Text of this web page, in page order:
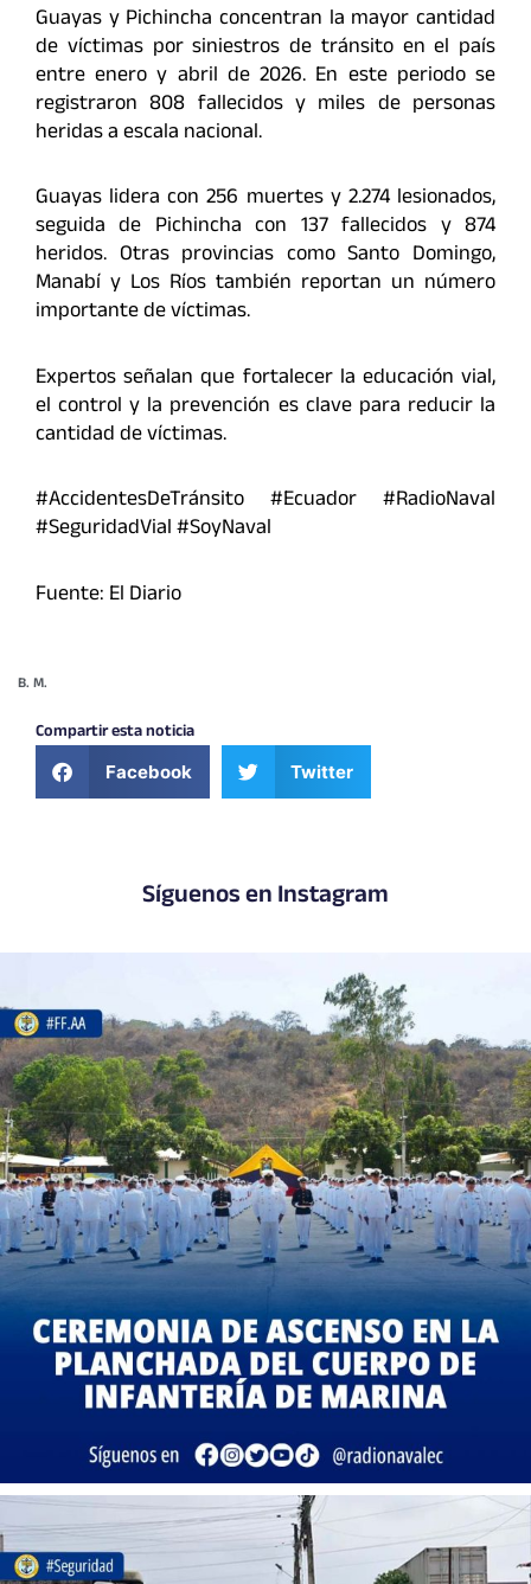
Guayas y Pichincha concentran la mayor cantidad
de víctimas por siniestros de tránsito en el país
entre enero y abril de 2026. En este periodo se
registraron 808 fallecidos y miles de personas
heridas a escala nacional.
Guayas lidera con 256 muertes y 2.274 lesionados,
seguida de Pichincha con 137 fallecidos y 874
heridos. Otras provincias como Santo Domingo,
Manabí y Los Ríos también reportan un número
importante de víctimas.
Expertos señalan que fortalecer la educación vial,
el control y la prevención es clave para reducir la
cantidad de víctimas.
#AccidentesDeTránsito #Ecuador #RadioNaval
#SeguridadVial #SoyNaval
Fuente: El Diario
B. M.
Compartir esta noticia
Facebook Twitter
Síguenos en Instagram